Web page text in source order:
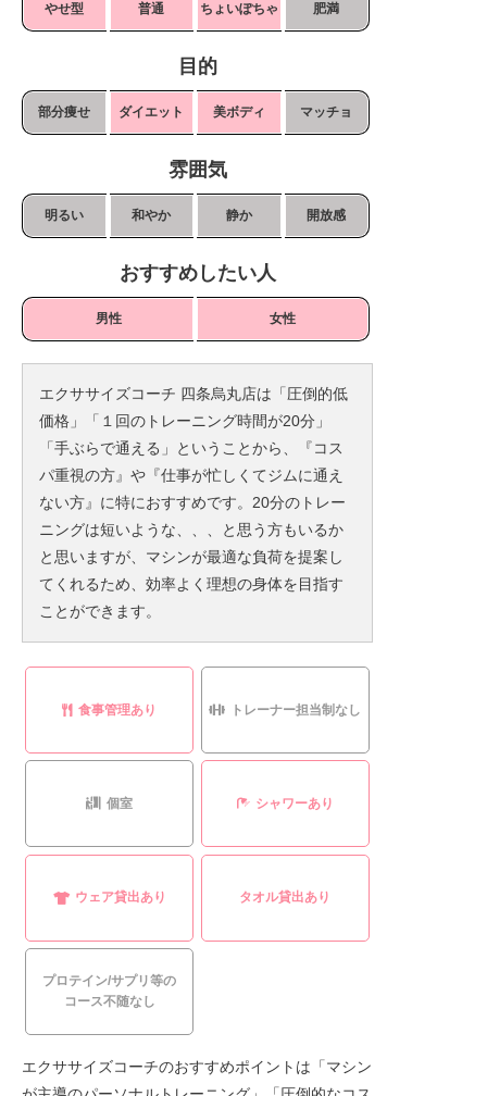
やせ型 普通 ちょいぽちゃ 肥満
目的
部分痩せ ダイエット 美ボディ マッチョ
雰囲気
明るい 和やか 静か 開放感
おすすめしたい人
男性 女性
エクササイズコーチ 四条烏丸店は「圧倒的低
価格」「１回のトレーニング時間が20分」
「手ぶらで通える」ということから、『コス
パ重視の方』や『仕事が忙しくてジムに通え
ない方』に特におすすめです。20分のトレー
ニングは短いような、、、と思う方もいるか
と思いますが、マシンが最適な負荷を提案し
てくれるため、効率よく理想の身体を目指す
ことができます。
食事管理あり トレーナー担当制なし
個室 シャワーあり
ウェア貸出あり タオル貸出あり
プロテイン/サプリ等の
コース不随なし
エクササイズコーチのおすすめポイントは「マシン